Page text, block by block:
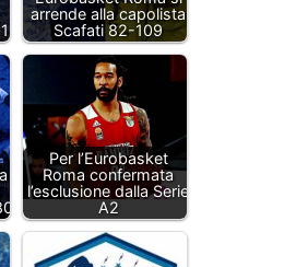
arrende alla capolista
Scafati 82-109
Per l’Eurobasket
Roma confermata
l’esclusione dalla Serie
A2